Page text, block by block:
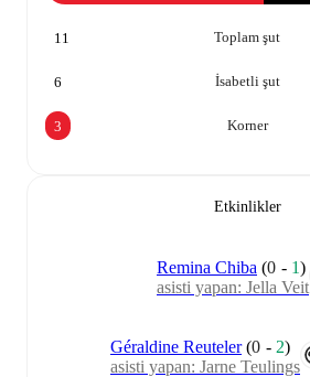
Toplam şut
11
İsabetli şut
6
Korner
3
Etkinlikler
Remina Chiba (0 - 1)
asisti yapan: Jella Veit
Géraldine Reuteler (0 - 2)
asisti yapan: Jarne Teulings